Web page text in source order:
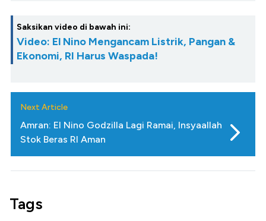
Saksikan video di bawah ini:
Video: El Nino Mengancam Listrik, Pangan &
Ekonomi, RI Harus Waspada!
Next Article
Amran: El Nino Godzilla Lagi Ramai, Insyaallah
Stok Beras RI Aman
Tags